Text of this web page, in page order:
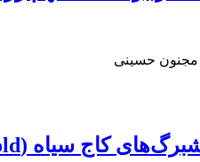
مجنون حسینی